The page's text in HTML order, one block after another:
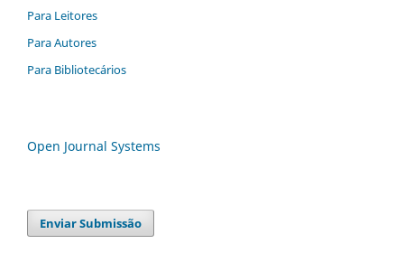
Para Leitores
Para Autores
Para Bibliotecários
Open Journal Systems
Enviar Submissão